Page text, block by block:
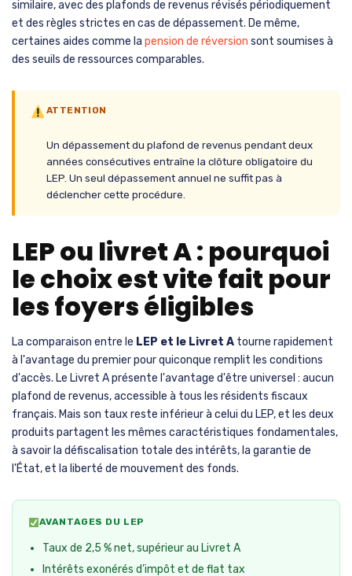
similaire, avec des plafonds de revenus révisés périodiquement
et des règles strictes en cas de dépassement. De même,
certaines aides comme la pension de réversion sont soumises à
des seuils de ressources comparables.
ATTENTION
Un dépassement du plafond de revenus pendant deux
années consécutives entraîne la clôture obligatoire du
LEP. Un seul dépassement annuel ne suffit pas à
déclencher cette procédure.
LEP ou livret A : pourquoi
le choix est vite fait pour
les foyers éligibles
La comparaison entre le LEP et le Livret A tourne rapidement
à l'avantage du premier pour quiconque remplit les conditions
d'accès. Le Livret A présente l'avantage d'être universel : aucun
plafond de revenus, accessible à tous les résidents fiscaux
français. Mais son taux reste inférieur à celui du LEP, et les deux
produits partagent les mêmes caractéristiques fondamentales,
à savoir la défiscalisation totale des intérêts, la garantie de
l'État, et la liberté de mouvement des fonds.
AVANTAGES DU LEP
Taux de 2,5 % net, supérieur au Livret A
Intérêts exonérés d’impôt et de flat tax